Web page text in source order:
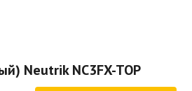
Neutrik NC3FX-TOP